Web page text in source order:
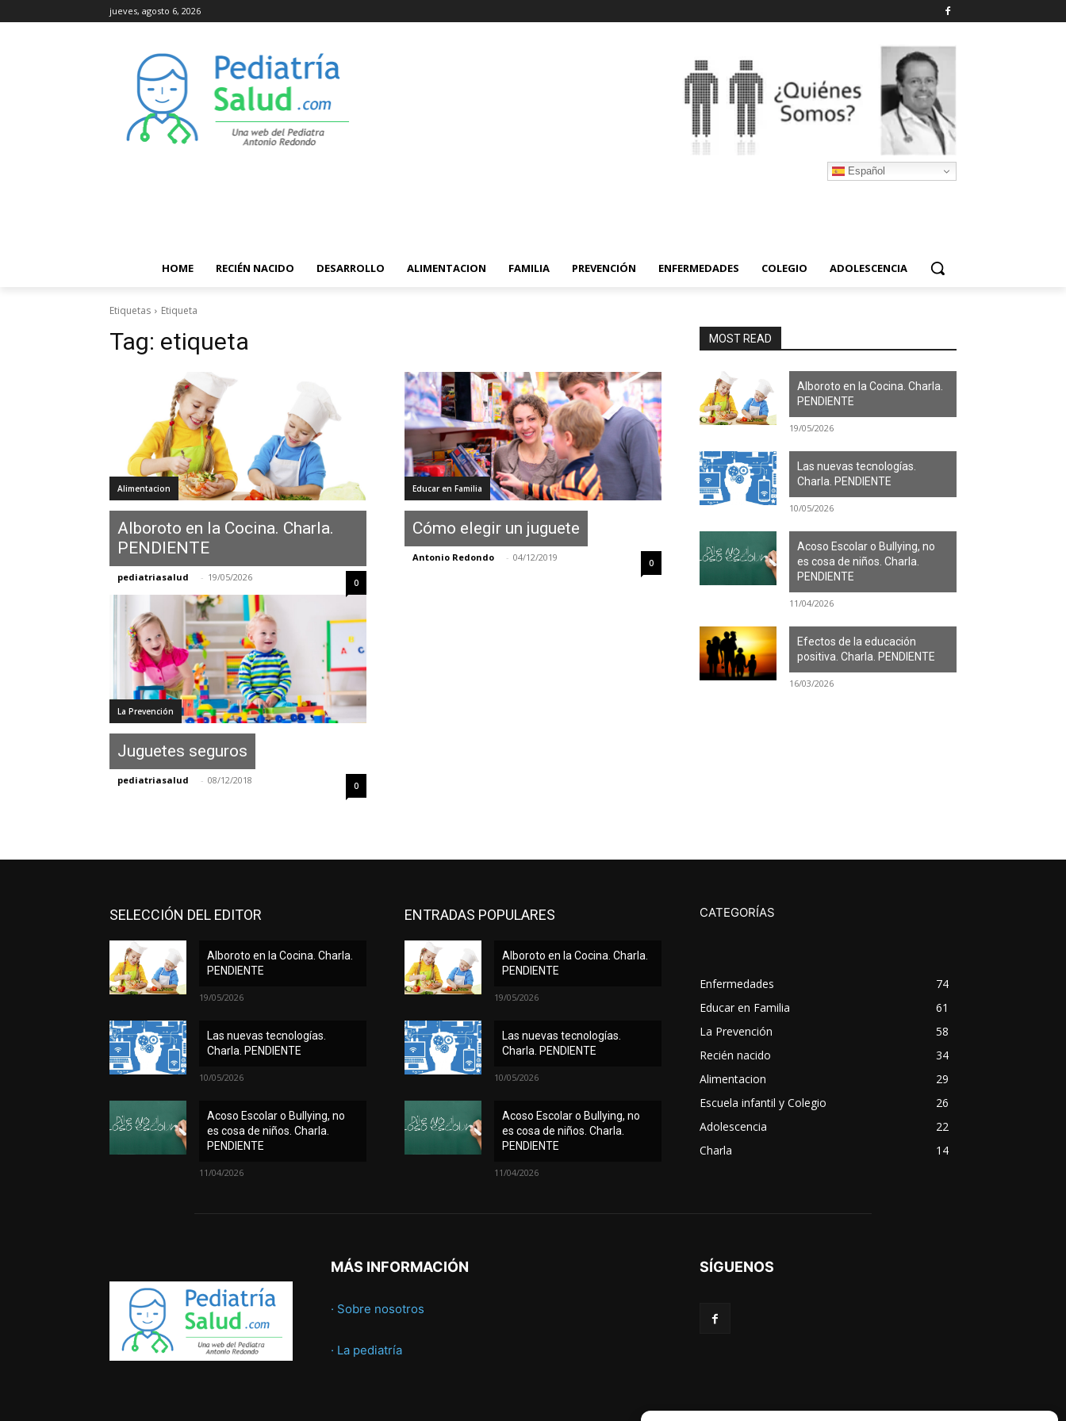
jueves, agosto 6, 2026
Español
HOME RECIÉN NACIDO DESARROLLO ALIMENTACION FAMILIA PREVENCIÓN ENFERMEDADES COLEGIO ADOLESCENCIA
Etiquetas Etiqueta
Tag: etiqueta
Alimentacion
Alboroto en la Cocina. Charla.
PENDIENTE
pediatriasalud - 19/05/2026 0
Educar en Familia
Cómo elegir un juguete
Antonio Redondo - 04/12/2019 0
La Prevención
Juguetes seguros
pediatriasalud - 08/12/2018 0
MOST READ
Alboroto en la Cocina. Charla.
PENDIENTE
19/05/2026
Las nuevas tecnologías.
Charla. PENDIENTE
10/05/2026
Acoso Escolar o Bullying, no
es cosa de niños. Charla.
PENDIENTE
11/04/2026
Efectos de la educación
positiva. Charla. PENDIENTE
16/03/2026
SELECCIÓN DEL EDITOR
Alboroto en la Cocina. Charla.
PENDIENTE
19/05/2026
Las nuevas tecnologías.
Charla. PENDIENTE
10/05/2026
Acoso Escolar o Bullying, no
es cosa de niños. Charla.
PENDIENTE
11/04/2026
ENTRADAS POPULARES
Alboroto en la Cocina. Charla.
PENDIENTE
19/05/2026
Las nuevas tecnologías.
Charla. PENDIENTE
10/05/2026
Acoso Escolar o Bullying, no
es cosa de niños. Charla.
PENDIENTE
11/04/2026
CATEGORÍAS
Enfermedades
74
Educar en Familia
61
La Prevención
58
Recién nacido
34
Alimentacion
29
Escuela infantil y Colegio
26
Adolescencia
22
Charla
14
MÁS INFORMACIÓN
· Sobre nosotros
· La pediatría
SÍGUENOS